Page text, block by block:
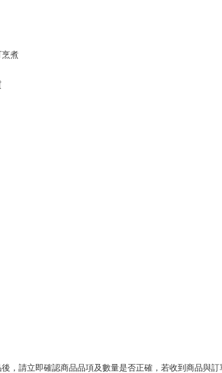
煮
，請立即確認商品品項及數量是否正確，若收到商品與